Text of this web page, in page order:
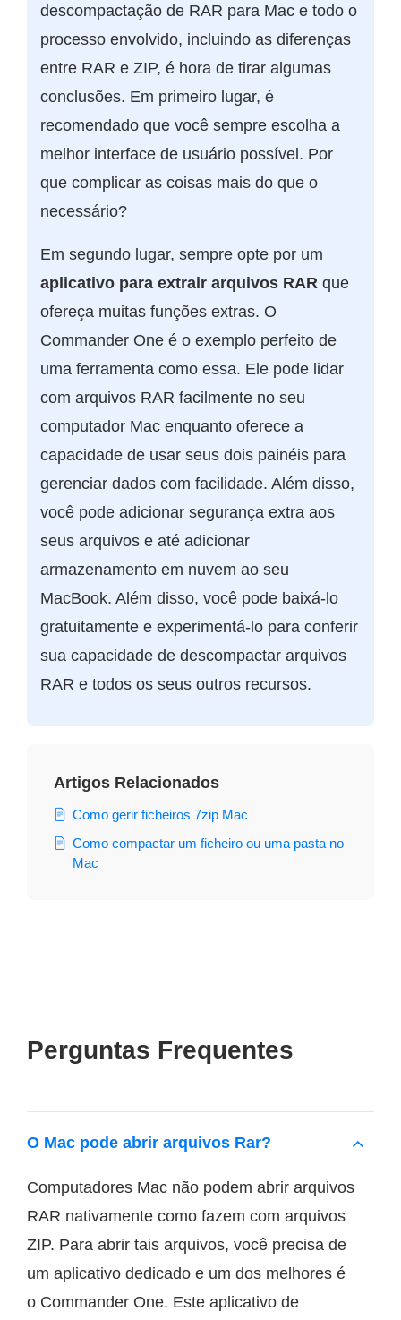
descompactação de RAR para Mac e todo o
processo envolvido, incluindo as diferenças
entre RAR e ZIP, é hora de tirar algumas
conclusões. Em primeiro lugar, é
recomendado que você sempre escolha a
melhor interface de usuário possível. Por
que complicar as coisas mais do que o
necessário?
Em segundo lugar, sempre opte por um
aplicativo para extrair arquivos RAR que
ofereça muitas funções extras. O
Commander One é o exemplo perfeito de
uma ferramenta como essa. Ele pode lidar
com arquivos RAR facilmente no seu
computador Mac enquanto oferece a
capacidade de usar seus dois painéis para
gerenciar dados com facilidade. Além disso,
você pode adicionar segurança extra aos
seus arquivos e até adicionar
armazenamento em nuvem ao seu
MacBook. Além disso, você pode baixá-lo
gratuitamente e experimentá-lo para conferir
sua capacidade de descompactar arquivos
RAR e todos os seus outros recursos.
Artigos Relacionados
Como gerir ficheiros 7zip Mac
Como compactar um ficheiro ou uma pasta no
Mac
Perguntas Frequentes
O Mac pode abrir arquivos Rar?
Computadores Mac não podem abrir arquivos
RAR nativamente como fazem com arquivos
ZIP. Para abrir tais arquivos, você precisa de
um aplicativo dedicado e um dos melhores é
o Commander One. Este aplicativo de